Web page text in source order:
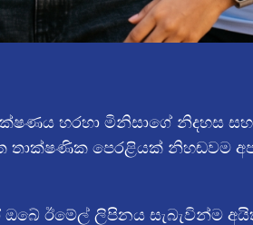
හරහා මිනිසාගේ නිදහස
පෙරළියක් නිහඬවම
ඊමේල් ලිපිනය සැබැවින්ම